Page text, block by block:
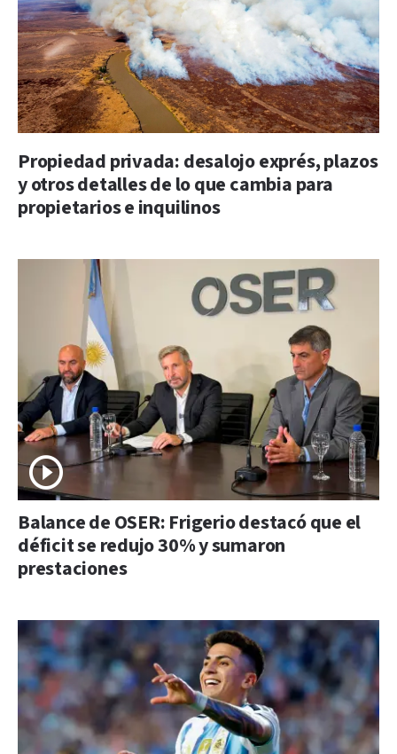
Propiedad privada: desalojo exprés, plazos
y otros detalles de lo que cambia para
propietarios e inquilinos
Balance de OSER: Frigerio destacó que el
déficit se redujo 30% y sumaron
prestaciones